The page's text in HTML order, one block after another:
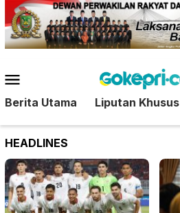
Loncat
ke
konten
Mobile
Berita Utama Liputan Khusus
HEADLINES